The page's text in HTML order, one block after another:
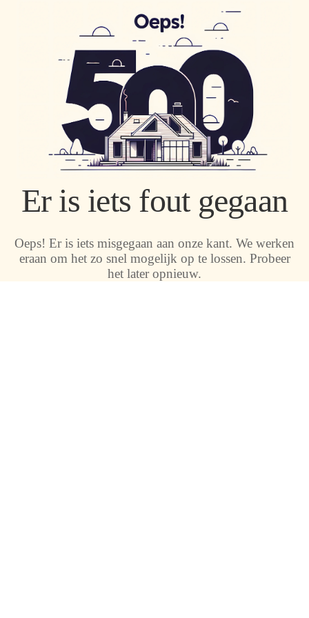
Er is iets fout gegaan
Oeps! Er is iets misgegaan aan onze kant. We werken
eraan om het zo snel mogelijk op te lossen. Probeer
het later opnieuw.